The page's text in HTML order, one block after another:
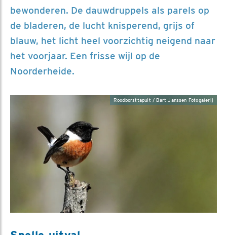
bewonderen. De dauwdruppels als parels op
de bladeren, de lucht knisperend, grijs of
blauw, het licht heel voorzichtig neigend naar
het voorjaar. Een frisse wijl op de
Noorderheide.
Roodborsttapuit / Bart Janssen Fotogalerij